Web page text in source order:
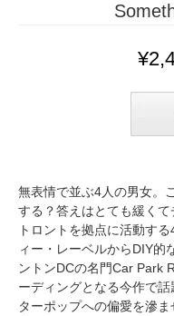
無表情で並ぶ4人の男女。
する？答えはとても緩く
トロントを拠点に活動す
ィー・レーベルからDIY的
ントンDCの名門Car Park
ーディングとなる今作で
ターポップへの偏愛を滲